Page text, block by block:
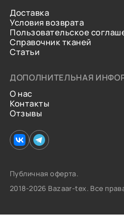
Доставка
Условия возврата
Пользовательское
Справочник тканей
Статьи
ДОПОЛНИТЕЛЬНАЯ
О нас
Контакты
Отзывы
Публичная оферта.
2018-2026 Bazaar-tex. Все